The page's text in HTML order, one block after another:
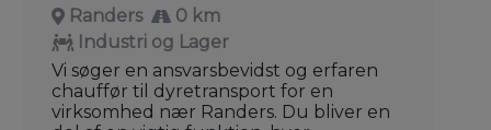
Randers
0 km
Industri og Lager
Vi søger en ansvarsbevidst og erfaren
chauffør til dyretransport for en
virksomhed nær Randers. Du bliver en